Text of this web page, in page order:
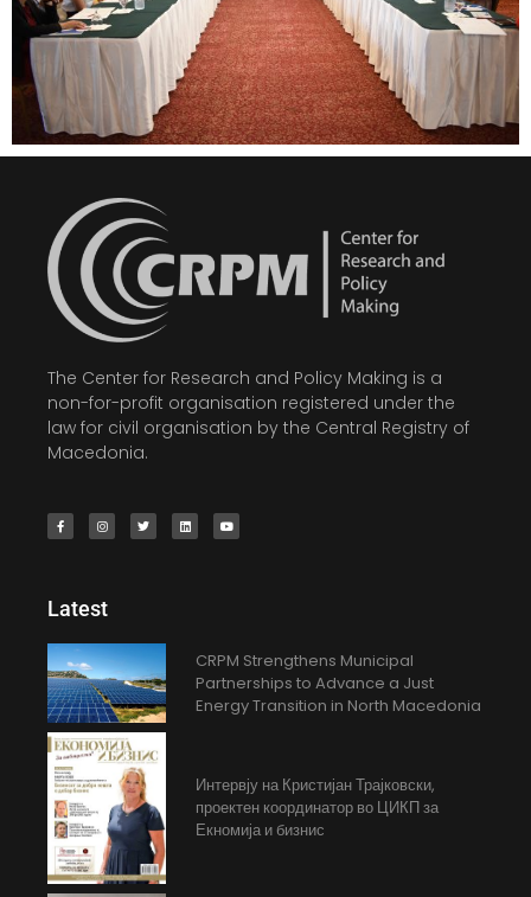
The Center for Research and Policy Making is a
non-for-profit organisation registered under the
law for civil organisation by the Central Registry of
Macedonia.
Latest
CRPM Strengthens Municipal
Partnerships to Advance a Just
Energy Transition in North Macedonia
Интервју на Кристијан Трајковски,
проектен координатор во ЦИКП за
Екномија и бизнис